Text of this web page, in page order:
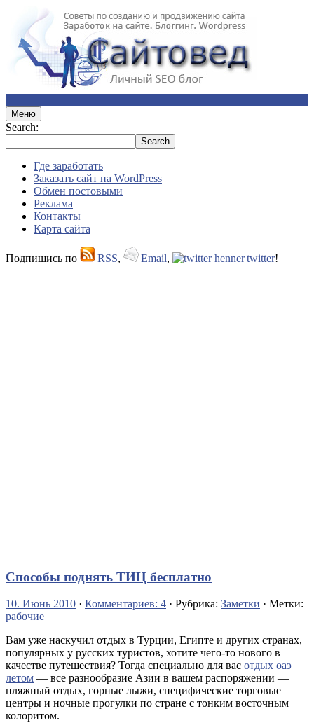
Меню
Search:
Где заработать
Заказать сайт на WordPress
Обмен постовыми
Реклама
Контакты
Карта сайта
Подпишись по RSS, Email, twitter!
Способы поднять ТИЦ бесплатно
10. Июнь 2010 · Комментариев: 4 · Рубрика: Заметки · Метки:
рабочие
Вам уже наскучил отдых в Турции, Египте и других странах,
популярных у русских туристов, хотите чего-то нового в
качестве путешествия? Тогда специально для вас отдых оаэ
летом — все разнообразие Азии в вашем распоряжении —
пляжный отдых, горные лыжи, специфические торговые
центры и ночные прогулки по стране с тонким восточным
колоритом.